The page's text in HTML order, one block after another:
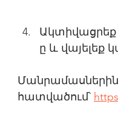
Ակտիվացրեք
ը և
հատվածում՝